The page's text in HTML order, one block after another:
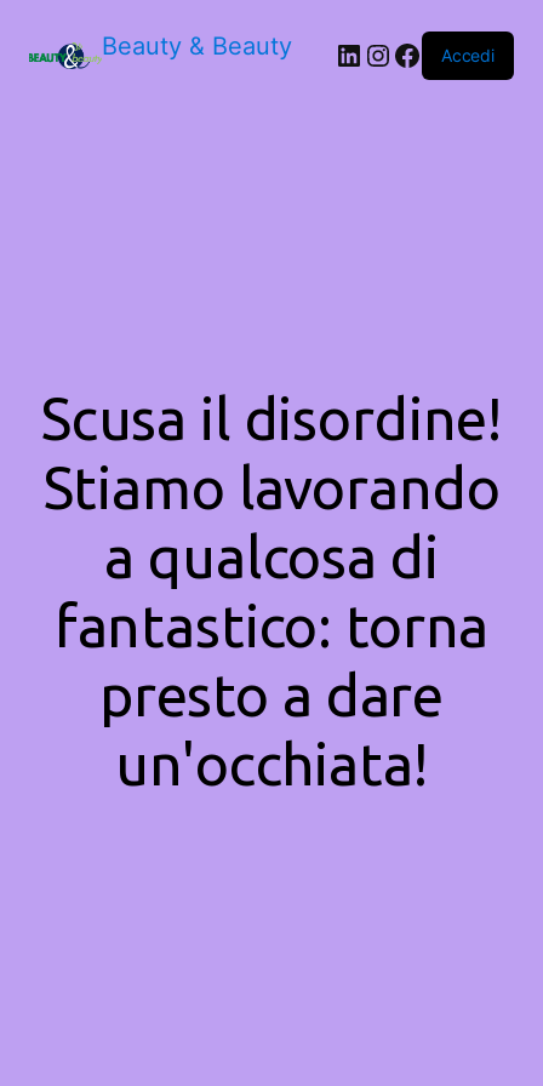
Beauty & Beauty LinkedIn
Instagram
Facebook
Accedi
Scusa il disordine!
Stiamo lavorando
a qualcosa di
fantastico: torna
presto a dare
un'occhiata!